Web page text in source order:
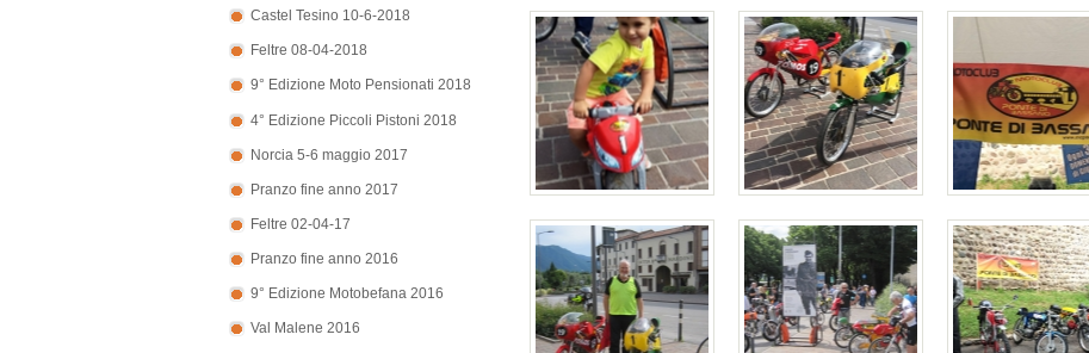
Castel Tesino 10-6-2018
Feltre 08-04-2018
9° Edizione Moto Pensionati 2018
4° Edizione Piccoli Pistoni 2018
Norcia 5-6 maggio 2017
Pranzo fine anno 2017
Feltre 02-04-17
Pranzo fine anno 2016
9° Edizione Motobefana 2016
Val Malene 2016